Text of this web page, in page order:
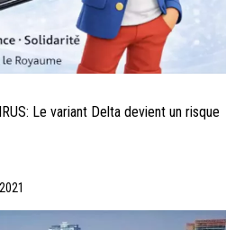
Le variant Delta devient un risque